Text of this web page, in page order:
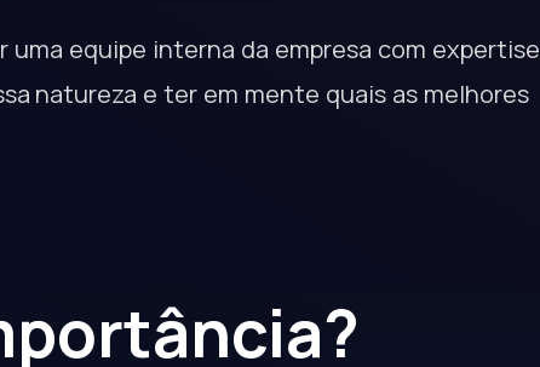
equipe interna da empresa com expertise
natureza e ter em mente quais as melhores